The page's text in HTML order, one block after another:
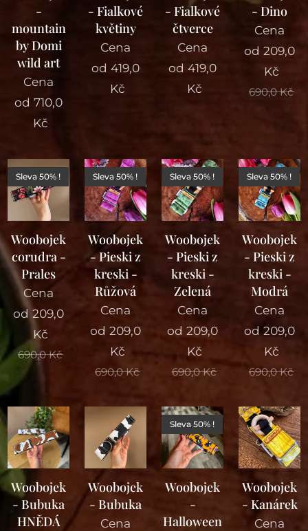
-
mountain
by Domi
wild art
Cena
od 710,0
Kč
- Fialkové
květiny
Cena
od 419,0
Kč
- Fialkové
čtverce
Cena
od 419,0
Kč
- Dino
Cena
od 209,0
Kč
690,0Kč
Woobojek
corudra -
Prales
Sleva 50% !
Cena
od209,0
Kč
690,0Kč
Woobojek
- Pieski z
kreski -
Růžová
Sleva 50% !
Cena
od 209,0
Kč
690,0Kč
Woobojek
- Pieski z
kreski -
Zelená
Sleva 50% !
Cena
od 209,0
Kč
690,0Kč
Woobojek
- Pieski z
kreski -
Modrá
Sleva 50% !
Cena
od 209,0
Kč
690,0Kč
Woobojek
- Bubuka
HNĚDÁ
Woobojek
- Bubuka
Cena
Woobojek
-
Halloween
Sleva 50% !
Woobojek
- Kanárek
Cena